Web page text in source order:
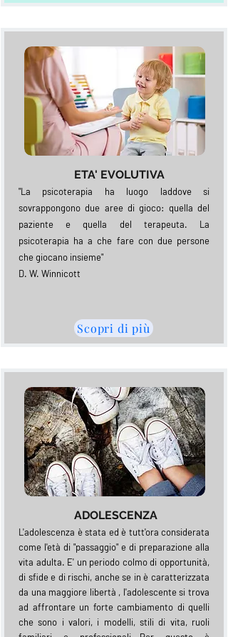
ETA' EVOLUTIVA
"La psicoterapia ha luogo laddove si
sovrappongono due aree di gioco: quella del
paziente e quella del terapeuta. La
psicoterapia ha a che fare con due persone
che giocano insieme"
D. W. Winnicott
Scopri di più
ADOLESCENZA
L'adolescenza è stata ed è tutt'ora considerata
come l'età di "passaggio" e di preparazione alla
vita adulta. E' un periodo colmo di opportunità,
di sfide e di rischi, anche se in è caratterizzata
da una maggiore libertà , l'adolescente si trova
ad affrontare un forte cambiamento di quelli
che sono i valori, i modelli, stili di vita, ruoli